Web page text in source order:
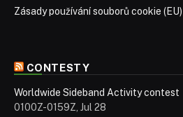
Zásady používání souborů cookie (EU)
CONTESTY
Worldwide Sideband Activity contest
0100Z-0159Z, Jul 28